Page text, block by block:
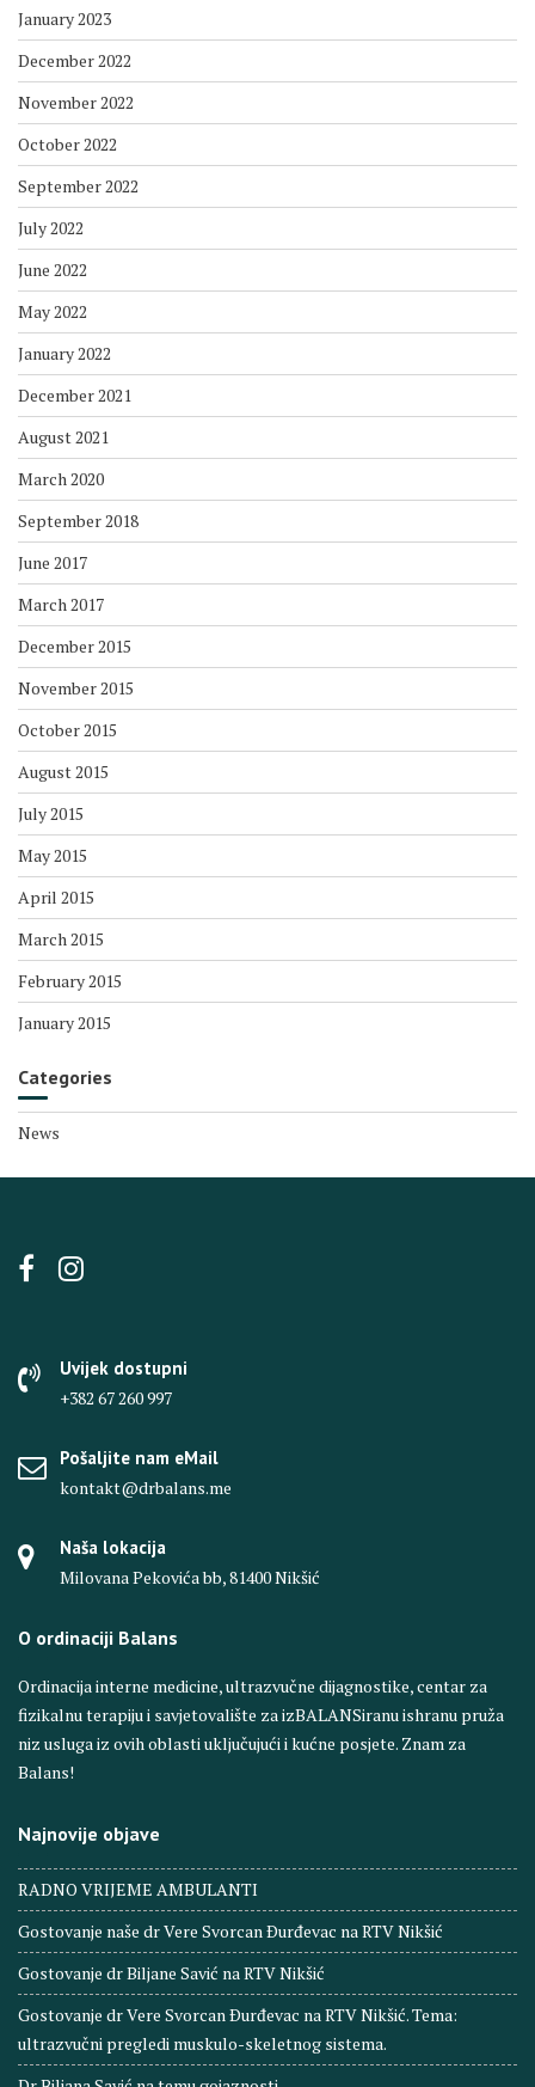
January 2023
December 2022
November 2022
October 2022
September 2022
July 2022
June 2022
May 2022
January 2022
December 2021
August 2021
March 2020
September 2018
June 2017
March 2017
December 2015
November 2015
October 2015
August 2015
July 2015
May 2015
April 2015
March 2015
February 2015
January 2015
Categories
News
Uvijek dostupni
+382 67 260 997
Pošaljite nam eMail
kontakt@drbalans.me
Naša lokacija
Milovana Pekovića bb, 81400 Nikšić
O ordinaciji Balans
Ordinacija interne medicine, ultrazvučne dijagnostike, centar za
fizikalnu terapiju i savjetovalište za izBALANSiranu ishranu pruža
niz usluga iz ovih oblasti uključujući i kućne posjete. Znam za
Balans!
Najnovije objave
RADNO VRIJEME AMBULANTI
Gostovanje naše dr Vere Svorcan Ðurđevac na RTV Nikšić
Gostovanje dr Biljane Savić na RTV Nikšić
Gostovanje dr Vere Svorcan Ðurđevac na RTV Nikšić. Tema:
ultrazvučni pregledi muskulo-skeletnog sistema.